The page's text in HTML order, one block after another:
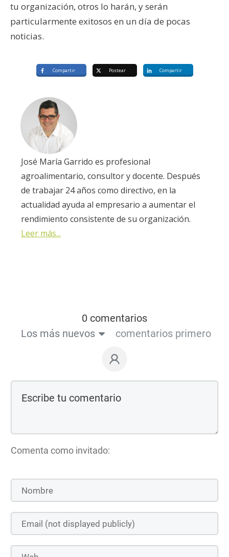
tu organización, otros lo harán, y serán
particularmente exitosos en un día de pocas
noticias.
Compartir Postear Compartir
José María Garrido es profesional
agroalimentario, consultor y docente. Después
de trabajar 24 años como directivo, en la
actualidad ayuda al empresario a aumentar el
rendimiento consistente de su organización.
Leer más...
0 comentarios
Los más nuevos
comentarios primero
Comenta como invitado: